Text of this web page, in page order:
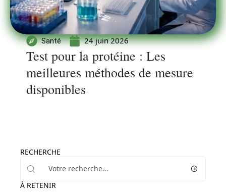
Santé 24 juin 2026
Test pour la protéine : Les
meilleures méthodes de mesure
disponibles
RECHERCHE
À RETENIR